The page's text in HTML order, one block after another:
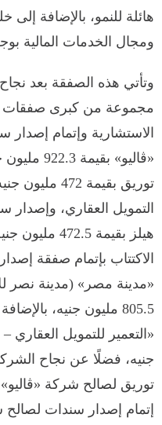
هائلة للنمو، بالإضافة
ومجال الخدمات المالية
وتأتي هذه الصفقة بعد
مجموعة من كبرى صفقات
الاستشارية وإتمام
«ڤاليو»
توريق بقيمة
التمويل العقاري،
هيلز بقيمة
الاكتتاب بإتمام صفقة
«مدينة مصر» (مدينة نصر
805.5 مليون جنيه،
جنيه، فضلًا عن نجاح
إتمام إصدار سندات لصالح